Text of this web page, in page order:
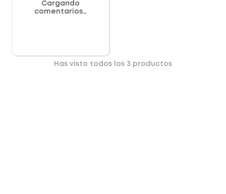
Cargando
comentarios…
Has visto todos los 3 productos